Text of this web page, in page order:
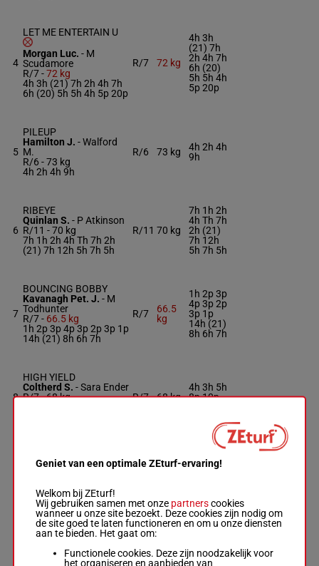
4
LET ME ENTERTAIN U
Morgan Luc. - M
Scudamore
R/7 -72 kg
4h 3h (21) 7h 2h 4h 7h
6h (20) 5h 5h 4h 5p 20p
R/7 72 kg
4h 3h
(21) 7h
2h 4h 7h
6h (20)
5h 5h 4h
5p 20p
5
PILEUP
Hamilton J. -Walford
M.
R/6 -73 kg
4h 2h 4h 9h
R/6 73 kg
4h 2h 4h
9h
6
RIBEYE
Quinlan S. - P Atkinson
R/11 -70 kg
7h 1h 2h 4h Th 7h 2h
(21) 7h 12h 5h 7h 5h
R/11 70 kg
7h 1h 2h
4h Th 7h
2h (21)
7h 12h
5h 7h 5h
7
BOUNCING BOBBY
Kavanagh Pet. J. - M
Todhunter
R/7 - 66.5 kg
1h 2p 3p 4p 3p 2p 3p 1p
14h (21) 8h 6h 7h
R/7
66.5
kg
1h 2p 3p
4p 3p 2p
3p 1p
14h (21)
8h 6h 7h
8
HIGH YIELD
Coltherd S. -Sara Ender
R/7 -68 kg
R/7 68 kg
4h 3h 5h
8p 10p
Chapman R.-Mrs S J
10h 9h 10h 2h 6h (21)
Ah 1h Ah (20) Ah 7p
10p
10h 2h
Ah 7p
10p
NORTHERN FALCON
Geniet van een optimale ZEturf-ervaring!
Welkom bij ZEturf!
Wij gebruiken samen met onze partnerscookies
wanneer u onze site bezoekt. Deze cookies zijn nodig om
de site goed te laten functioneren en om u onze diensten
aan te bieden. Het gaat om:
Functionele cookies. Deze zijn noodzakelijk voor
het organiseren en aanbieden van